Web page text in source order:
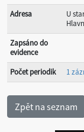
Adresa
U
Zapsáno do
evidence
Počet periodik
1